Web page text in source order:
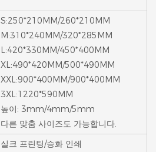
S:250*210MM/260*210MM
M:310*240MM/320*285MM
L:420*330MM/450*400MM
XL:490*420MM/500*490MM
XXL:900*400MM/900*400MM
3XL:1220*590MM
높이: 3mm/4mm/5mm
다른 맞춤 사이즈도 가능합니다.
실크 프린팅/승화 인쇄